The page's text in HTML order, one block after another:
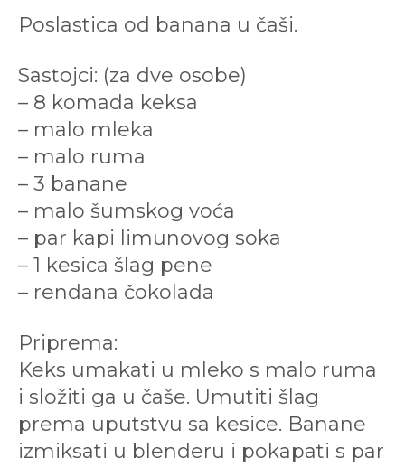
Poslastica od banana u čaši.
Sastojci: (za dve osobe)
– 8 komada keksa
– malo mleka
– malo ruma
– 3 banane
– malo šumskog voća
– par kapi limunovog soka
– 1 kesica šlag pene
– rendana čokolada
Priprema:
Keks umakati u mleko s malo ruma
i složiti ga u čaše. Umutiti šlag
prema uputstvu sa kesice. Banane
izmiksati u blenderu i pokapati s par